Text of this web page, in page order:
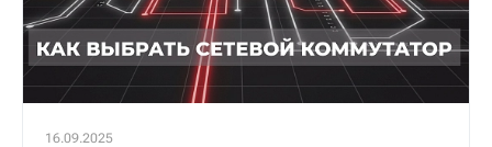
16.09.2025